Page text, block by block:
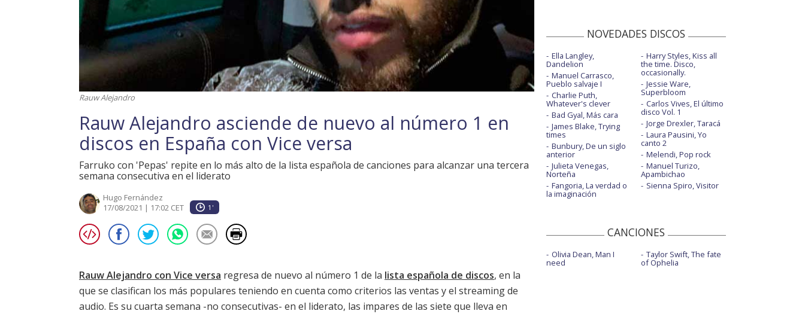
Rauw Alejandro
Rauw Alejandro asciende de nuevo al número 1 en
discos en España con Vice versa
Farruko con 'Pepas' repite en lo más alto de la lista española de canciones para alcanzar una tercera
semana consecutiva en el liderato
Hugo Fernández
17/08/2021 | 17:02 CET
1'
Rauw Alejandro con Vice versa regresa de nuevo al número 1 de la lista española de discos, en la
que se clasifican los más populares teniendo en cuenta como criterios las ventas y el streaming de
audio. Es su cuarta semana -no consecutivas- en el liderato, las impares de las siete que lleva en
NOVEDADES DISCOS
Ella Langley,
Dandelion
Manuel Carrasco,
Pueblo salvaje I
Charlie Puth,
Whatever's clever
Bad Gyal, Más cara
James Blake, Trying
times
Bunbury, De un siglo
anterior
Julieta Venegas,
Norteña
Fangoria, La verdad o
la imaginación
Harry Styles, Kiss all
the time. Disco,
occasionally.
Jessie Ware,
Superbloom
Carlos Vives, El último
disco Vol. 1
Jorge Drexler, Taracá
Laura Pausini, Yo
canto 2
Melendi, Pop rock
Manuel Turizo,
Apambichao
Sienna Spiro, Visitor
CANCIONES
Olivia Dean, Man I
need
Taylor Swift, The fate
of Ophelia